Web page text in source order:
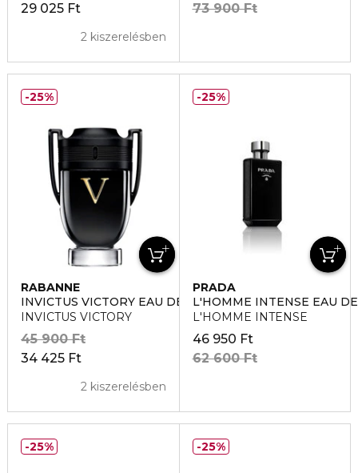
29 025 Ft
2 kiszerelésben
73 900 Ft
RABANNE
INVICTUS VICTORY EAU DE PARFUM
INVICTUS VICTORY
34 425 Ft
45 900 Ft
2 kiszerelésben
25%
PRADA
L'HOMME INTENSE EAU
L'HOMME INTENSE
46 950 Ft
62 600 Ft
25%
25% 25%